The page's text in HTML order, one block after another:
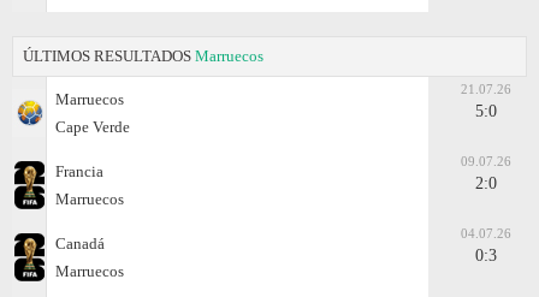
ÚLTIMOS RESULTADOS Marruecos
Marruecos
Cape Verde
21.07.26
5:0
Francia
Marruecos
09.07.26
2:0
Canadá
Marruecos
04.07.26
0:3